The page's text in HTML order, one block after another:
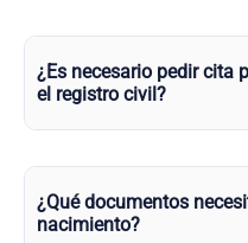
¿Es necesario pedir cita
el registro civil?
¿Qué documentos
nacimiento?